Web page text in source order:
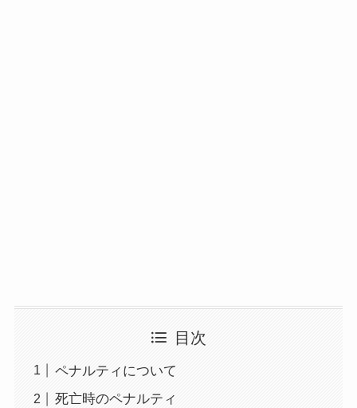
目次
ペナルティについて
死亡時のペナルティ